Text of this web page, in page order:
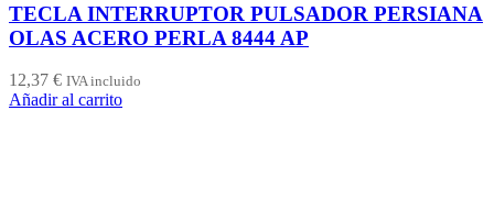
TECLA INTERRUPTOR PULSADOR PERSIANA
OLAS ACERO PERLA 8444 AP
12,37 € IVA incluido
Añadir al carrito